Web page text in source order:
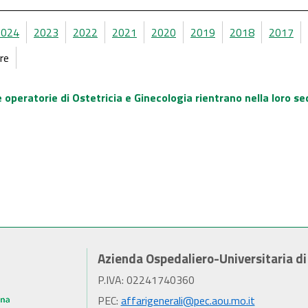
2023 2022 2021 2020 2019 2018
2017
operatorie di Ostetricia e Ginecologia rientrano nella loro
Azienda Ospedaliero-Universitaria
P.IVA: 02241740360
PEC: affarigenerali@pec.aou.mo.it